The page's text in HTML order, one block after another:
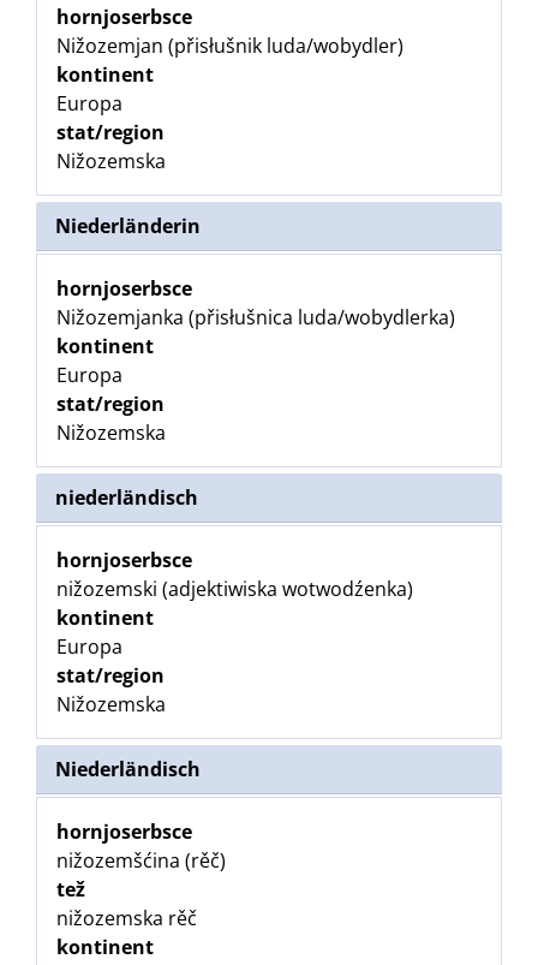
hornjoserbsce
Nižozemjan (přisłušnik luda/wobydler)
kontinent
Europa
stat/region
Nižozemska
Niederländerin
hornjoserbsce
Nižozemjanka (přisłušnica luda/wobydlerka)
kontinent
Europa
stat/region
Nižozemska
niederländisch
hornjoserbsce
nižozemski (adjektiwiska wotwodźenka)
kontinent
Europa
stat/region
Nižozemska
Niederländisch
hornjoserbsce
nižozemšćina (rěč)
tež
nižozemska rěč
kontinent